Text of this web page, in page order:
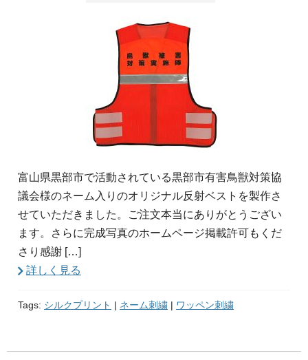
富山県黒部市で活動されている黒部市有害鳥獣対策協
議会様のネーム入りのオリジナル反射ベストを製作さ
せていただきました。ご注文本当にありがとうござい
ます。さらに完成写真のホームページ掲載許可もくだ
さり感謝 […]
詳しく見る
Tags: シルクプリント | ネーム刺繍 | ワッペン刺繍